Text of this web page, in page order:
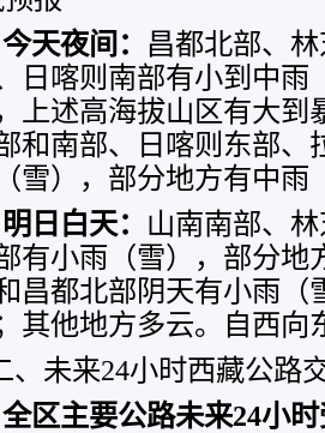
今天夜间： 昌都北部、
日喀则南部有小到中雨
上述高海拔山区有大
和南部、日喀则东部、
雪），部分地方有中雨
明日白天： 山南南部、
有小雨（雪），部分地
昌都北部阴天有小雨（
其他地方多云。自西
来24小时西藏公路
全区主要公路未来24小